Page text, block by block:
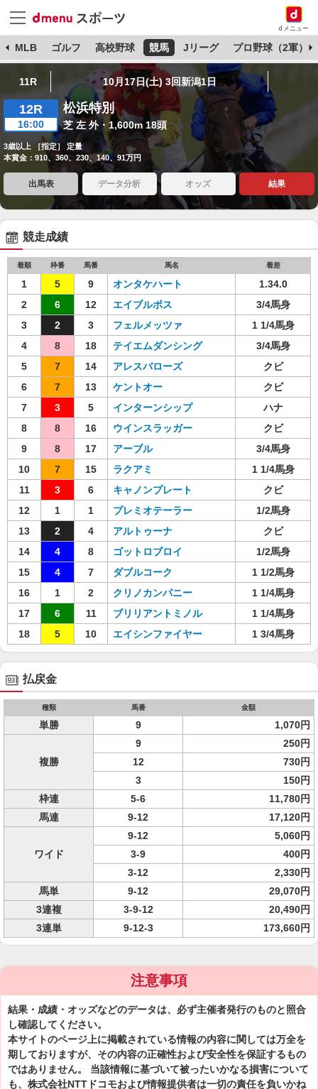
dメニュー
MLB ゴルフ 高校野球 競馬 Jリーグ プロ野球（2軍）
11R 10月17日(土) 3回新潟1日
12R
16:00
松浜特別
芝 左 外・1,600m 18頭
3歳以上 ［指定］ 定量
本賞金：910、360、230、140、91万円
出馬表 データ分析 オッズ 結果
競走成績
着順 枠番 馬番 馬名 着差
1 5 9 オンタケハート
1.34.0
2
6 12 エイブルボス
3/4馬身
3
2 3 フェルメッツァ
1 1/4馬身
4
8 18 テイエムダンシング
3/4馬身
5
7 14 アレスバローズ
クビ
6
7 13 ケントオー
クビ
7
3 5 インターンシップ
ハナ
8
8 16 ウインスラッガー
クビ
9
8 17 アーブル
3/4馬身
10
7 15 ラクアミ
1 1/4馬身
11
3 6 キャノンプレート
クビ
12
1 1 プレミオテーラー
1/2馬身
13
2 4 アルトゥーナ
クビ
14
4 8 ゴットロブロイ
1/2馬身
15
4 7 ダブルコーク
1 1/2馬身
16
1 2 クリノカンパニー
1 1/4馬身
17
6 11 ブリリアントミノル
1 1/4馬身
18
5 10 エイシンファイヤー 1 3/4馬身
払戻金
種類 馬番 金額
単勝 9 1,070円
複勝
9
250円
12
730円
3
150円
枠連
5-6
11,780円
馬連
9-12 17,120円
ワイド
9-12
5,060円
3-9
400円
3-12
2,330円
馬単
9-12
29,070円
3連複
3-9-12
20,490円
3連単
9-12-3 173,660円
注意事項
結果・成績・オッズなどのデータは、必ず主催者発行のものと照合
し確認してください。
本サイトのページ上に掲載されている情報の内容に関しては万全を
期しておりますが、その内容の正確性および安全性を保証するもの
ではありません。 当該情報に基づいて被ったいかなる損害について
も、株式会社NTTドコモおよび情報提供者は一切の責任を負いかね